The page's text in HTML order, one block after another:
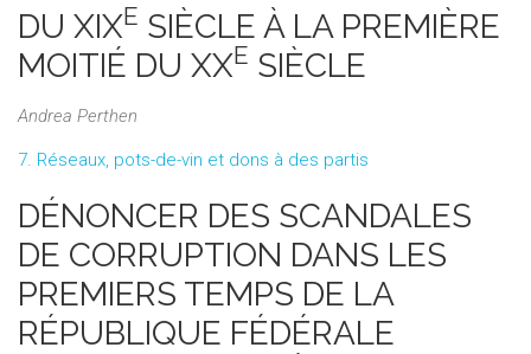
DU XIXE SIÈCLE À LA PREMIÈRE
MOITIÉ DU XXE SIÈCLE
Andrea Perthen
7. Réseaux, pots-de-vin et dons à des partis
DÉNONCER DES SCANDALES
DE CORRUPTION DANS LES
PREMIERS TEMPS DE LA
RÉPUBLIQUE FÉDÉRALE